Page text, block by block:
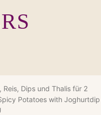
Reis, Dips und Thalis für 2
Potatoes with Joghurtdip